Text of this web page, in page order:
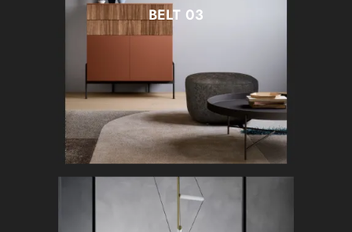
BELT 03